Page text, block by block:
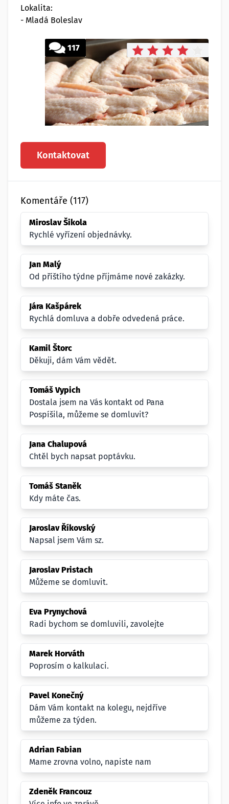
Lokalita:
- Mladá Boleslav
117
Kontaktovat
Komentáře (117)
Miroslav Šikola
Rychlé vyřízení objednávky.
Jan Malý
Od příštího týdne příjmáme nové zakázky.
Jára Kašpárek
Rychlá domluva a dobře odvedená práce.
Kamil Štorc
Děkuji, dám Vám vědět.
Tomáš Vypich
Dostala jsem na Vás kontakt od Pana
Pospíšila, můžeme se domluvit?
Jana Chalupová
Chtěl bych napsat poptávku.
Tomáš Staněk
Kdy máte čas.
Jaroslav Říkovský
Napsal jsem Vám sz.
Jaroslav Pristach
Můžeme se domluvit.
Eva Prynychová
Radi bychom se domluvili, zavolejte
Marek Horváth
Poprosím o kalkulaci.
Pavel Konečný
Dám Vám kontakt na kolegu, nejdříve
můžeme za týden.
Adrian Fabian
Mame zrovna volno, napiste nam
Zdeněk Francouz